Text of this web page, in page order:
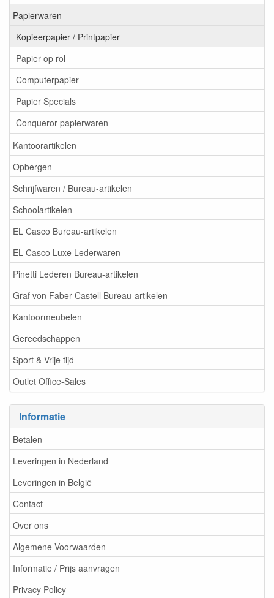
Papierwaren
Kopieerpapier / Printpapier
Papier op rol
Computerpapier
Papier Specials
Conqueror papierwaren
Kantoorartikelen
Opbergen
Schrijfwaren / Bureau-artikelen
Schoolartikelen
EL Casco Bureau-artikelen
EL Casco Luxe Lederwaren
Pinetti Lederen Bureau-artikelen
Graf von Faber Castell Bureau-artikelen
Kantoormeubelen
Gereedschappen
Sport & Vrije tijd
Outlet Office-Sales
Informatie
Betalen
Leveringen in Nederland
Leveringen in België
Contact
Over ons
Algemene Voorwaarden
Informatie / Prijs aanvragen
Privacy Policy